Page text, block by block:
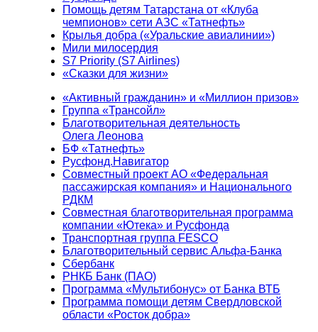
Помощь детям Татарстана от «Клуба
чемпионов» сети АЗС «Татнефть»
Крылья добра («Уральские авиалинии»)
Мили милосердия
S7 Priority (S7 Airlines)
«Сказки для жизни»
«Активный гражданин» и «Миллион призов»
Группа «Трансойл»
Благотворительная деятельность
Олега Леонова
БФ «Татнефть»
Русфонд.Навигатор
Совместный проект АО «Федеральная
пассажирская компания» и Национального
РДКМ
Совместная благотворительная программа
компании «Ютека» и Русфонда
Транспортная группа FESCO
Благотворительный сервис Альфа-Банка
Сбербанк
РНКБ Банк (ПАО)
Программа «Мультибонус» от Банка ВТБ
Программа помощи детям Свердловской
области «Росток добра»